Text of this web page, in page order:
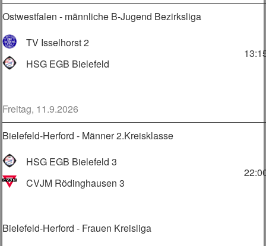
Ostwestfalen - männliche B-Jugend Bezirksliga
TV Isselhorst 2
HSG EGB Bielefeld
Freitag, 11.9.2026
Bielefeld-Herford - Männer 2.Kreisklasse
HSG EGB Bielefeld 3
CVJM Rödinghausen 3
Bielefeld-Herford - Frauen Kreisliga